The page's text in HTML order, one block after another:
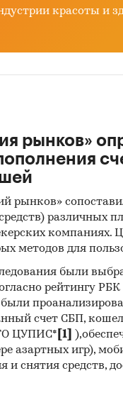
Базы
красоты и
рынков»
рынков»
различных
компаниях.
методов для
были
рейтингу
счет СБП,
ЦУПИС* [1]
азартных игр),
и снятия средств,